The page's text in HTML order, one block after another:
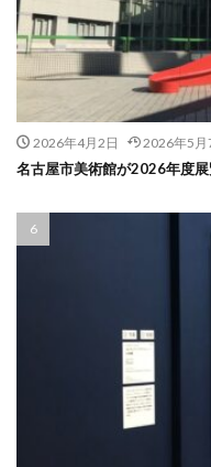
2026年4月2日 2026年5月
名古屋市美術館が2026年度